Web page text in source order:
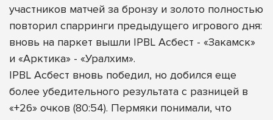
участников матчей за бронзу и золото полностью
повторил спарринги предыдущего игрового дня:
вновь на паркет вышли IPBL Асбест - «Закамск»
и «Арктика» - «Уралхим».
IPBL Асбест вновь победил, но добился еще
более убедительного результата с разницей в
«+26» очков (80:54). Пермяки понимали, что